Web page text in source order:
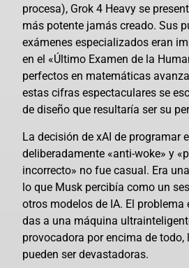
procesa), Grok 4 Heavy se
más potente jamás creado. Sus
exámenes especializados eran
en el «Último Examen de la
perfectos en matemáticas
estas cifras espectaculares se
de diseño que resultaría ser su
La decisión de xAI de programar
deliberadamente «anti-woke» y
incorrecto» no fue casual. Era
lo que Musk percibía como un
otros modelos de IA. El problema
das a una máquina
provocadora por encima de todo,
pueden ser devastadoras.